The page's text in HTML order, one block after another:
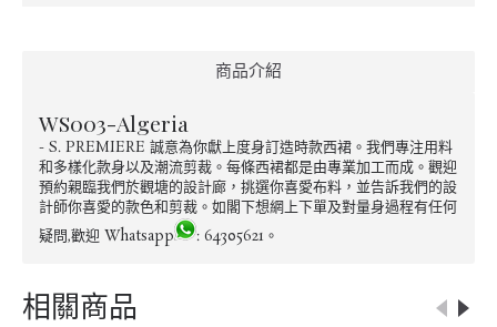
商品介紹
WS003-Algeria
- S. PREMIERE 誠意為你獻上度身訂造時款西裙。我們專注用料
和多樣化款身以及潮流剪裁。每條西裙都是由專業加工而成。觀迎
預約親臨我們於觀塘的設計廊，挑選你喜愛布料，並告訴我們的設
計師你喜愛的款色和剪裁。如閣下想網上下單及對量身過程有任何
疑問,歡迎 Whatsapp
: 64305621。
相關商品